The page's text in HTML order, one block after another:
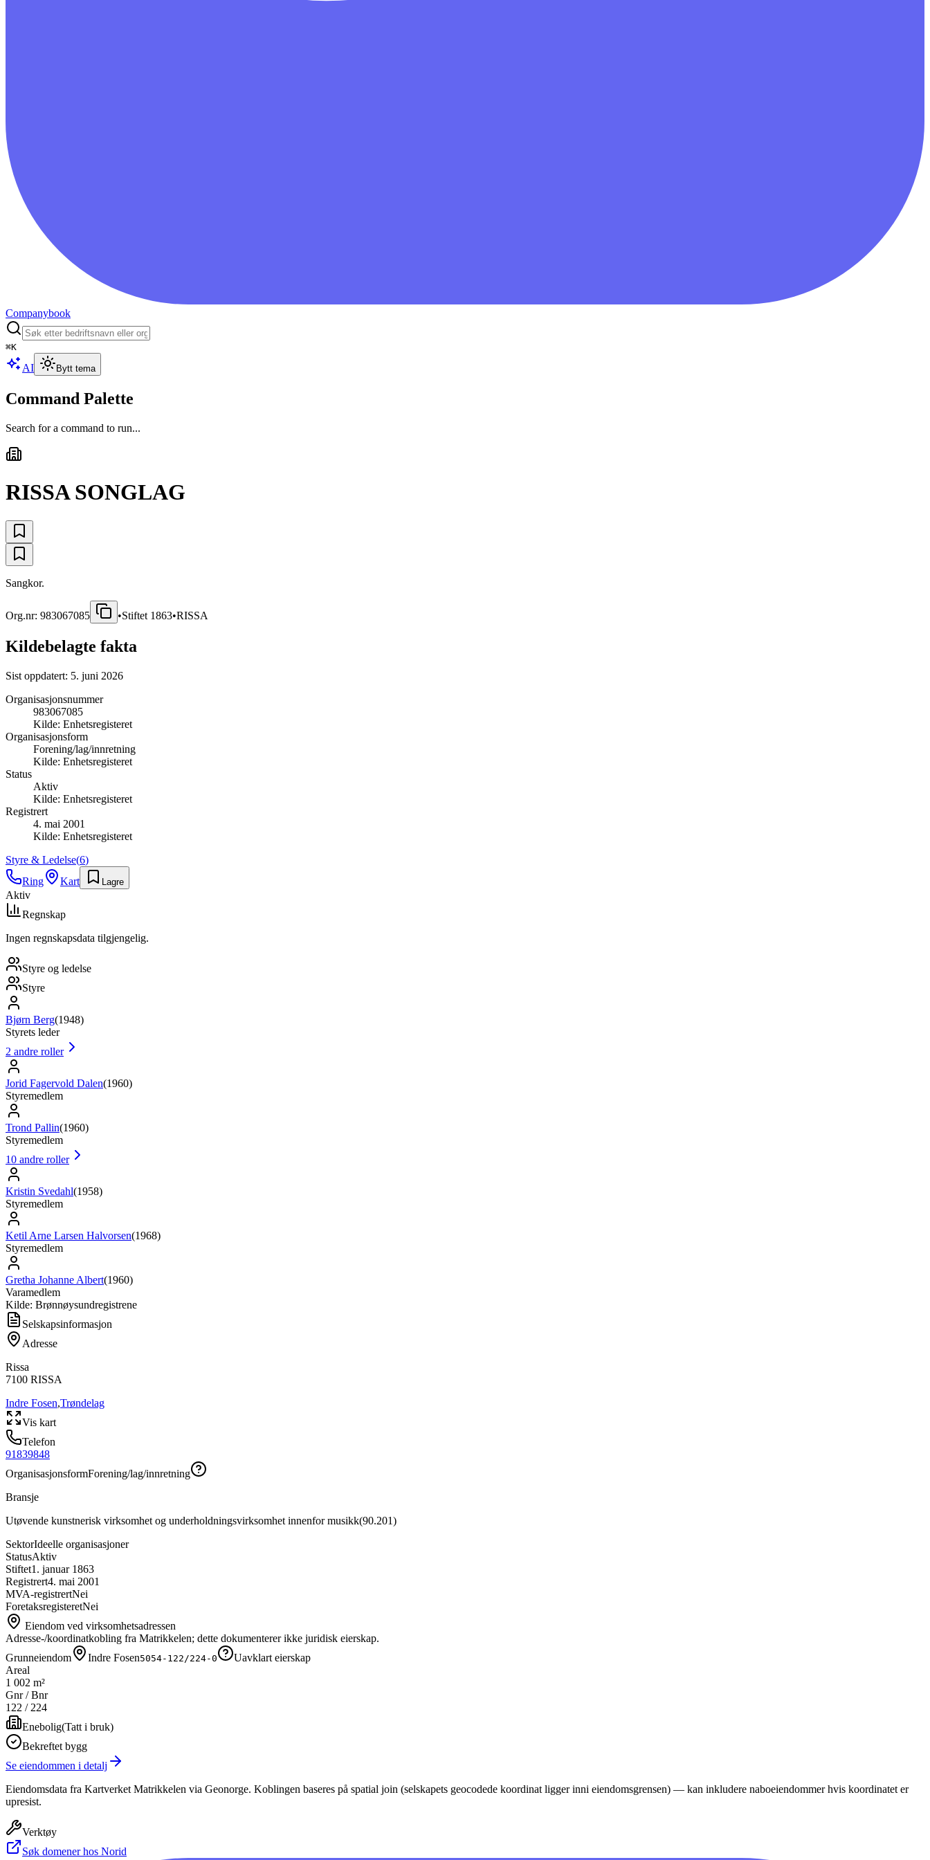
Companybook
⌘K
AI Bytt tema
Command Palette
Search for a command to run...
RISSA SONGLAG
Sangkor.
Org.nr: 983067085 •Stiftet 1863•RISSA
Kildebelagte fakta
Sist oppdatert: 5. juni 2026
Organisasjonsnummer
983067085
Kilde: Enhetsregisteret
Organisasjonsform
Forening/lag/innretning
Kilde: Enhetsregisteret
Status
Aktiv
Kilde: Enhetsregisteret
Registrert
4. mai 2001
Kilde: Enhetsregisteret
Styre & Ledelse(6)
Ring
Kart Lagre
Aktiv
Regnskap
Ingen regnskapsdata tilgjengelig.
Styre og ledelse
Styre
Bjørn Berg(1948)
Styrets leder
2 andre roller
Jorid Fagervold Dalen(1960)
Styremedlem
Trond Pallin(1960)
Styremedlem
10 andre roller
Kristin Svedahl(1958)
Styremedlem
Ketil Arne Larsen Halvorsen(1968)
Styremedlem
Gretha Johanne Albert(1960)
Varamedlem
Kilde: Brønnøysundregistrene
Selskapsinformasjon
Adresse
Rissa
7100 RISSA
Indre Fosen,Trøndelag
Vis kart
Telefon
91839848
OrganisasjonsformForening/lag/innretning
Bransje
Utøvende kunstnerisk virksomhet og underholdningsvirksomhet innenfor musikk(90.201)
SektorIdeelle organisasjoner
StatusAktiv
Stiftet1. januar 1863
Registrert4. mai 2001
MVA-registrertNei
ForetaksregisteretNei
Eiendom ved virksomhetsadressen
Adresse-/koordinatkobling fra Matrikkelen; dette dokumenterer ikke juridisk eierskap.
Grunneiendom
Indre Fosen5054-122/224-0
Uavklart eierskap
Areal
1 002 m²
Gnr / Bnr
122 / 224
Enebolig(Tatt i bruk)
Bekreftet bygg
Se eiendommen i detalj
Eiendomsdata fra Kartverket Matrikkelen via Geonorge. Koblingen baseres på spatial join (selskapets geocodede koordinat ligger inni eiendomsgrensen) — kan inkludere naboeiendommer hvis koordinatet er
upresist.
Verktøy
Søk domener hos Norid